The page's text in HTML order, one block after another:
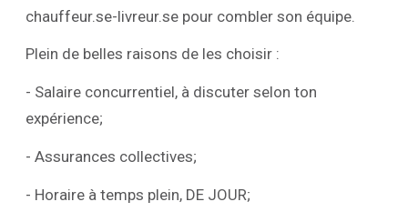
chauffeur.se-livreur.se pour combler son équipe.
Plein de belles raisons de les choisir :
- Salaire concurrentiel, à discuter selon ton
expérience;
- Assurances collectives;
- Horaire à temps plein, DE JOUR;